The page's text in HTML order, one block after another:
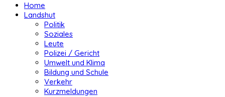
Home
Landshut
Politik
Soziales
Leute
Polizei / Gericht
Umwelt und Klima
Bildung und Schule
Verkehr
Kurzmeldungen